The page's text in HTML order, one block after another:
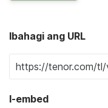
Ibahagi ang URL
I-embed